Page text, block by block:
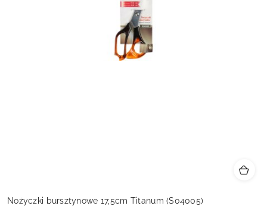
Nożyczki bursztynowe 17,5cm Titanum (S04005)